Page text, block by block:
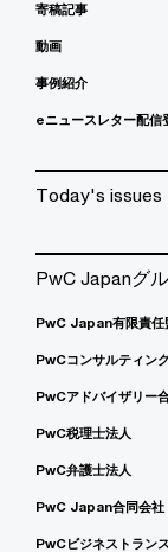
寄稿記事
動画
事例紹介
eニュースレター配信
Today's issues
PwC Japanグ
PwC Japan有限責任
PwCコンサルティン
PwCアドバイザリー
PwC税理士法人
PwC弁護士法人
PwC Japan合同会社
PwCビジネストラン